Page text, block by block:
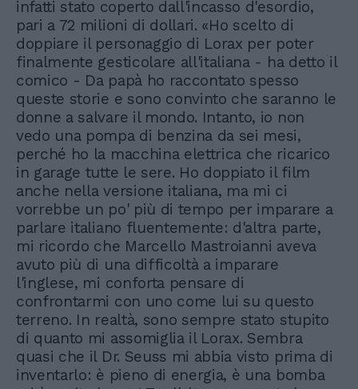
infatti stato coperto dall'incasso d'esordio,
pari a 72 milioni di dollari. «Ho scelto di
doppiare il personaggio di Lorax per poter
finalmente gesticolare all'italiana - ha detto il
comico - Da papà ho raccontato spesso
queste storie e sono convinto che saranno le
donne a salvare il mondo. Intanto, io non
vedo una pompa di benzina da sei mesi,
perché ho la macchina elettrica che ricarico
in garage tutte le sere. Ho doppiato il film
anche nella versione italiana, ma mi ci
vorrebbe un po' più di tempo per imparare a
parlare italiano fluentemente: d'altra parte,
mi ricordo che Marcello Mastroianni aveva
avuto più di una difficoltà a imparare
l'inglese, mi conforta pensare di
confrontarmi con uno come lui su questo
terreno. In realtà, sono sempre stato stupito
di quanto mi assomiglia il Lorax. Sembra
quasi che il Dr. Seuss mi abbia visto prima di
inventarlo: è pieno di energia, è una bomba